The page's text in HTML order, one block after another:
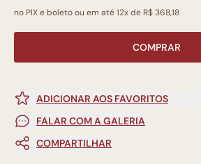
no PIX e boleto ou em até 12x de R$ 368,18
COMPRAR
ADICIONAR AOS FAVORITOS
FALAR COM A GALERIA
COMPARTILHAR